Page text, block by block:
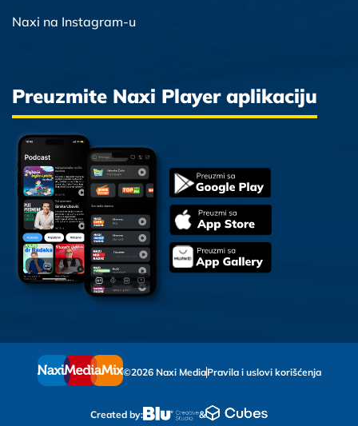
Naxi na Instagram-u
Preuzmite Naxi Player aplikaciju
©2026 Naxi MediaPravila i uslovi korišćenja
Created by: &